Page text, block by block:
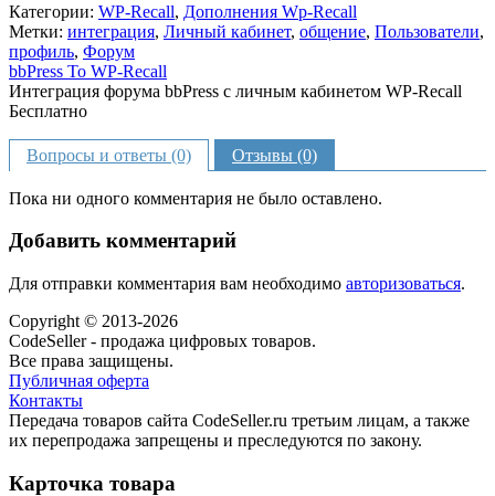
Категории: WP-Recall, Дополнения Wp-Recall
Метки: интеграция, Личный кабинет, общение, Пользователи,
профиль, Форум
bbPress To WP-Recall
Интеграция форума bbPress с личным кабинетом WP-Recall
Бесплатно
Вопросы и ответы (0) Отзывы (0)
Пока ни одного комментария не было оставлено.
Добавить комментарий
Для отправки комментария вам необходимо авторизоваться.
Copyright © 2013-2026
CodeSeller - продажа цифровых товаров.
Все права защищены.
Публичная оферта
Контакты
Передача товаров сайта CodeSeller.ru третьим лицам, а также
их перепродажа запрещены и преследуются по закону.
Карточка товара